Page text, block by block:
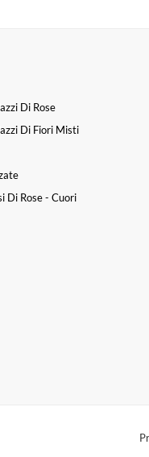
Di Rose
Di Fiori Misti
Di Rose - Cuori
esperienza. In data 8/3 é
già tutto sfiorito. Indice di fiore
9/3.